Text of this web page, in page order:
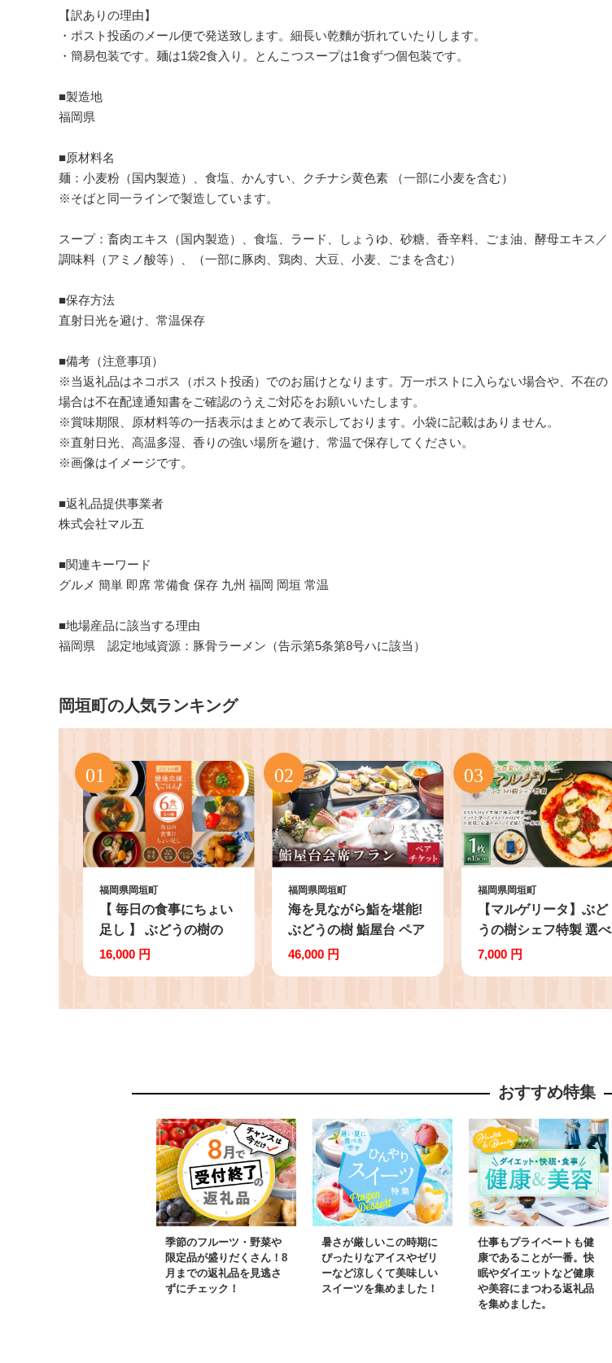
【訳ありの理由】
・ポスト投函のメール便で発送致します。細長い乾麵が折れていたりします。
・簡易包装です。麺は1袋2食入り。とんこつスープは1食ずつ個包装です。
■製造地
福岡県
■原材料名
麺：小麦粉（国内製造）、食塩、かんすい、クチナシ黄色素 （一部に小麦を含む）
※そばと同一ラインで製造しています。
スープ：畜肉エキス（国内製造）、食塩、ラード、しょうゆ、砂糖、香辛料、ごま油、酵母エキス／
調味料（アミノ酸等）、（一部に豚肉、鶏肉、大豆、小麦、ごまを含む）
■保存方法
直射日光を避け、常温保存
■備考（注意事項）
※当返礼品はネコポス（ポスト投函）でのお届けとなります。万一ポストに入らない場合や、不在の
場合は不在配達通知書をご確認のうえご対応をお願いいたします。
※賞味期限、原材料等の一括表示はまとめて表示しております。小袋に記載はありません。
※直射日光、高温多湿、香りの強い場所を避け、常温で保存してください。
※画像はイメージです。
■返礼品提供事業者
株式会社マル五
■関連キーワード
グルメ 簡単 即席 常備食 保存 九州 福岡 岡垣 常温
■地場産品に該当する理由
福岡県 認定地域資源：豚骨ラーメン（告示第5条第8号ハに該当）
岡垣町の人気ランキング
福岡県岡垣町
【 毎日の食事にちょい
足し 】 ぶどうの樹の
「 健康応援ごはん 」 6
マイ しゅうまい 雑穀米
治部煮 オランダ煮 惣菜
16,000 円
福岡県岡垣町
海を見ながら鮨を堪能!
ぶどうの樹 鮨屋台 ペア
お食事券
46,000 円
福岡県岡垣町
【マルゲリータ】ぶど
うの樹シェフ特製 選べ
るピザ1枚 ピザ ピッツ
アン グルメ 冷凍 福岡
7,000 円
おすすめ特集
季節のフルーツ・野菜や
限定品が盛りだくさん！8
月までの返礼品を見逃さ
ずにチェック！
暑さが厳しいこの時期に
ぴったりなアイスやゼリ
ーなど涼しくて美味しい
スイーツを集めました！
仕事もプライベートも健
康であることが一番。快
眠やダイエットなど健康
や美容にまつわる返礼品
を集めました。